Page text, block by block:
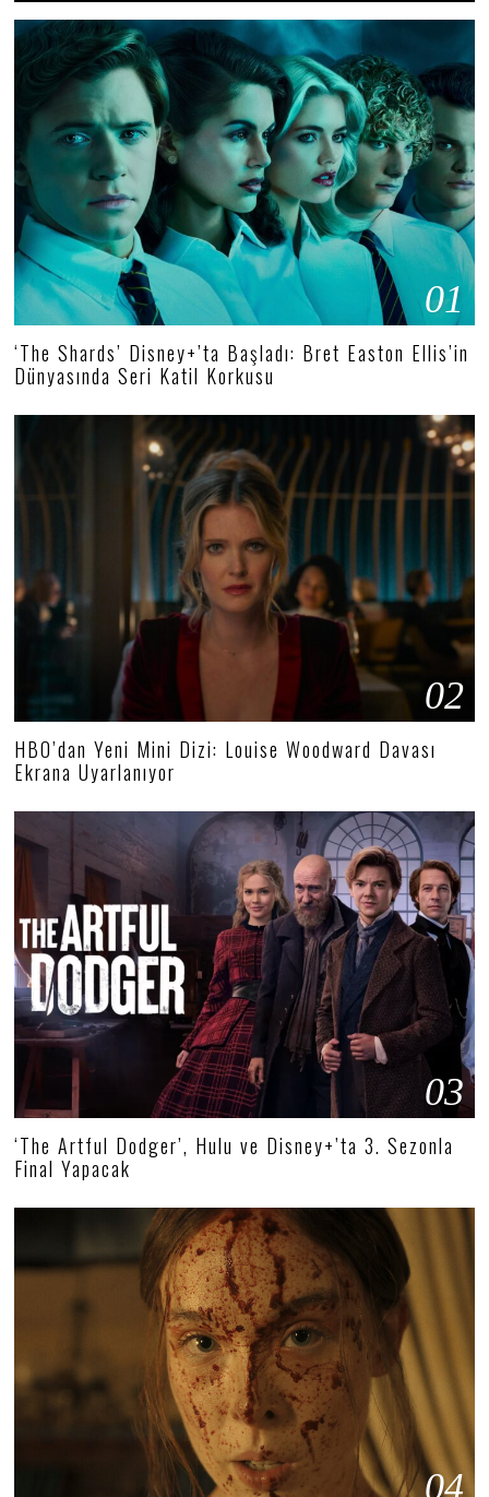
01
‘The Shards’ Disney+’ta Başladı: Bret Easton Ellis’in
Dünyasında Seri Katil Korkusu
02
HBO’dan Yeni Mini Dizi: Louise Woodward Davası
Ekrana Uyarlanıyor
03
‘The Artful Dodger’, Hulu ve Disney+’ta 3. Sezonla
Final Yapacak
04